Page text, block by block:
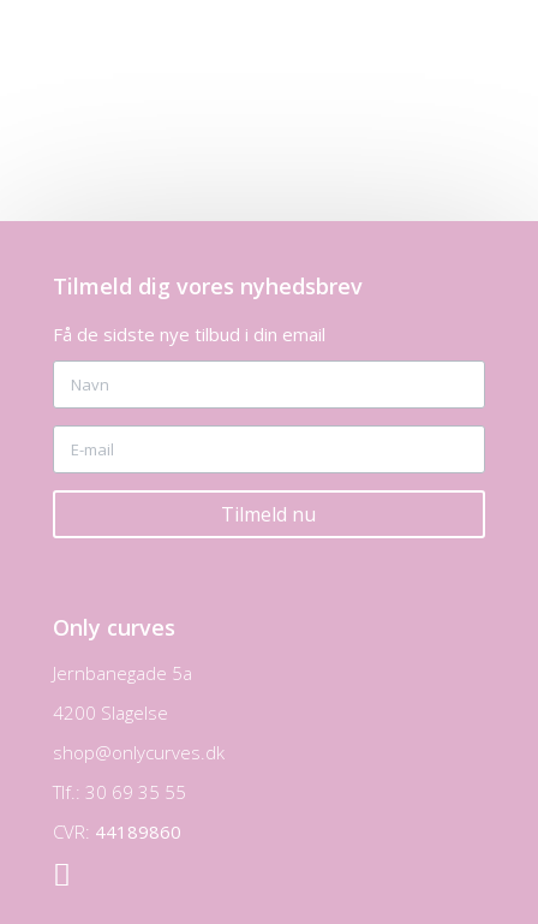
Tilmeld dig vores nyhedsbrev
Få de sidste nye tilbud i din email
Tilmeld nu
Only curves
Jernbanegade 5a
4200 Slagelse
shop@onlycurves.dk
Tlf.: 30 69 35 55
CVR: 44189860
